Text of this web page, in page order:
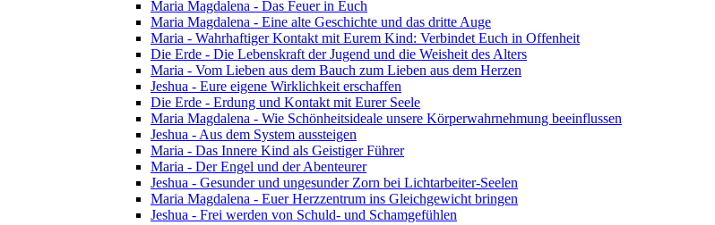
Maria Magdalena - Das Feuer in Euch
Maria Magdalena - Eine alte Geschichte und das dritte Auge
Maria - Wahrhaftiger Kontakt mit Eurem Kind: Verbindet Euch in Offenheit
Die Erde - Die Lebenskraft der Jugend und die Weisheit des Alters
Maria - Vom Lieben aus dem Bauch zum Lieben aus dem Herzen
Jeshua - Eure eigene Wirklichkeit erschaffen
Die Erde - Erdung und Kontakt mit Eurer Seele
Maria Magdalena - Wie Schönheitsideale unsere Körperwahrnehmung beeinflussen
Jeshua - Aus dem System aussteigen
Maria - Das Innere Kind als Geistiger Führer
Maria - Der Engel und der Abenteurer
Jeshua - Gesunder und ungesunder Zorn bei Lichtarbeiter-Seelen
Maria Magdalena - Euer Herzzentrum ins Gleichgewicht bringen
Jeshua - Frei werden von Schuld- und Schamgefühlen